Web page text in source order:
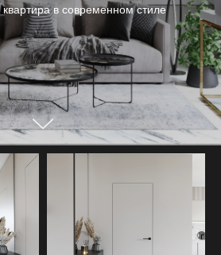
в современном стиле